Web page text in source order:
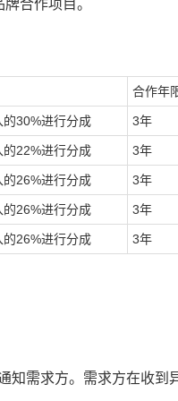
合作项目。
合作年
30%进行分成 3年
22%进行分成 3年
26%进行分成 3年
26%进行分成 3年
26%进行分成 3年
知需求方。需求方在收到